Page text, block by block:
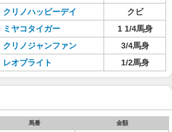
クリノハッピーデイ
クビ
ミヤコタイガー
1 1/4馬身
クリノジャンファン
3/4馬身
レオブライト 1/2馬身
馬番 金額